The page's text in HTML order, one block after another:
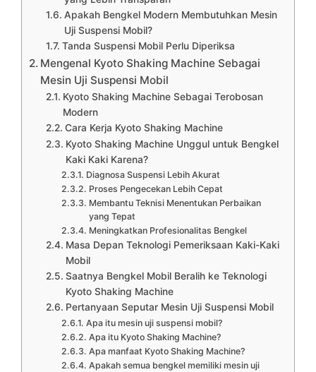
Apakah Bengkel Modern Membutuhkan Mesin
Uji Suspensi Mobil?
Tanda Suspensi Mobil Perlu Diperiksa
Mengenal Kyoto Shaking Machine Sebagai
Mesin Uji Suspensi Mobil
Kyoto Shaking Machine Sebagai Terobosan
Modern
Cara Kerja Kyoto Shaking Machine
Kyoto Shaking Machine Unggul untuk Bengkel
Kaki Kaki Karena?
Diagnosa Suspensi Lebih Akurat
Proses Pengecekan Lebih Cepat
Membantu Teknisi Menentukan Perbaikan
yang Tepat
Meningkatkan Profesionalitas Bengkel
Masa Depan Teknologi Pemeriksaan Kaki-Kaki
Mobil
Saatnya Bengkel Mobil Beralih ke Teknologi
Kyoto Shaking Machine
Pertanyaan Seputar Mesin Uji Suspensi Mobil
Apa itu mesin uji suspensi mobil?
Apa itu Kyoto Shaking Machine?
Apa manfaat Kyoto Shaking Machine?
Apakah semua bengkel memiliki mesin uji